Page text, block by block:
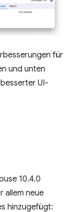
für
und unten
UI-
10.4.0
allem neue
hinzugefügt: